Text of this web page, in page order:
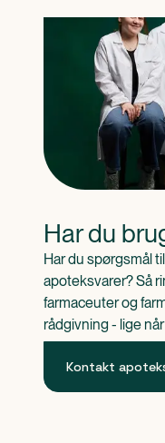
Har du
Har du spørgsmål
apoteksvarer? Så
farmaceuter og
rådgivning - lige
Kontakt